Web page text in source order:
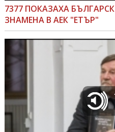
7377 ПОКАЗАХА
ЗНАМЕНА В АЕК "ЕТЪР"